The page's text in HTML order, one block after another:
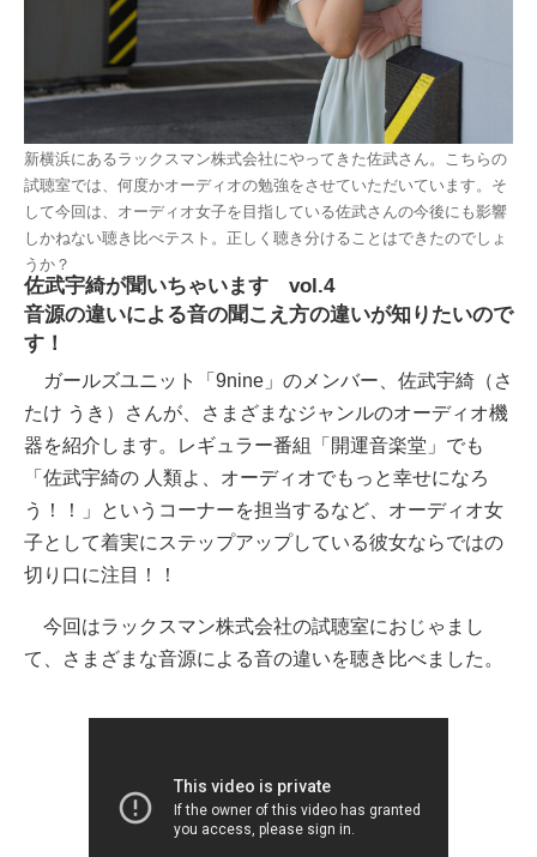
新横浜にあるラックスマン株式会社にやってきた佐武さん。こちらの
試聴室では、何度かオーディオの勉強をさせていただいています。そ
して今回は、オーディオ女子を目指している佐武さんの今後にも影響
しかねない聴き比べテスト。正しく聴き分けることはできたのでしょ
うか？
佐武宇綺が聞いちゃいます vol.4
音源の違いによる音の聞こえ方の違いが知りたいので
す！
ガールズユニット「9nine」のメンバー、佐武宇綺（さ
たけ うき）さんが、さまざまなジャンルのオーディオ機
器を紹介します。レギュラー番組「開運音楽堂」でも
「佐武宇綺の 人類よ、オーディオでもっと幸せになろ
う！！」というコーナーを担当するなど、オーディオ女
子として着実にステップアップしている彼女ならではの
切り口に注目！！
今回はラックスマン株式会社の試聴室におじゃまし
て、さまざまな音源による音の違いを聴き比べました。